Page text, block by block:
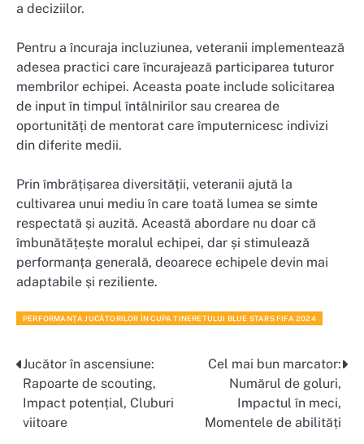
a deciziilor.
Pentru a încuraja incluziunea, veteranii implementează
adesea practici care încurajează participarea tuturor
membrilor echipei. Aceasta poate include solicitarea
de input în timpul întâlnirilor sau crearea de
oportunități de mentorat care împuternicesc indivizi
din diferite medii.
Prin îmbrățișarea diversității, veteranii ajută la
cultivarea unui mediu în care toată lumea se simte
respectată și auzită. Această abordare nu doar că
îmbunătățește moralul echipei, dar și stimulează
performanța generală, deoarece echipele devin mai
adaptabile și reziliente.
PERFORMANȚA JUCĂTORILOR ÎN CUPA TINERETULUI BLUE STARS FIFA 2024
Post
navigation
Jucător în ascensiune:
Rapoarte de scouting,
Impact potențial, Cluburi
viitoare
Cel mai bun marcator:
Numărul de goluri,
Impactul în meci,
Momentele de abilități